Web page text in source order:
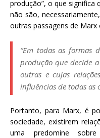
produção”, o que significa
não são,
outras passagens de
“Em todas as formas
produção que decide
outras e cujas
influências de todas as
Portanto, para Marx, é
sociedade, existirem
uma predomine